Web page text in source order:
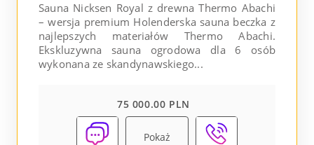
Sauna Nicksen Royal z drewna Thermo Abachi
– wersja premium Holenderska sauna beczka z
najlepszych materiałów Thermo Abachi.
Ekskluzywna sauna ogrodowa dla 6 osób
wykonana ze skandynawskiego...
75 000.00 PLN
Pokaż